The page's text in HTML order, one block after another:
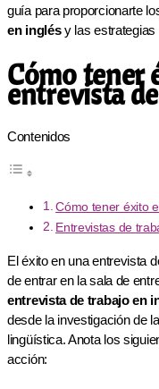
guía para proporcionarte
en inglésy las estrategias
Cómo tener
entrevista
Contenidos
Cómo tener éxito
Entrevistas de
El éxito en una entrevista
de entrar en la sala de
entrevista de trabajo en
desde la investigación de
lingüística. Anota los
acción: